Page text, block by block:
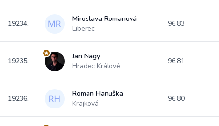
19234.
Miroslava Romanová
Liberec
96.83
19235.
Jan Nagy
Hradec Králové
96.81
19236.
Roman Hanuška
Krajková
96.80